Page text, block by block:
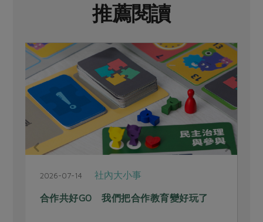
推薦閱讀
2026-07-14 社內大小事
合作共好GO 我們把合作教育變好玩了